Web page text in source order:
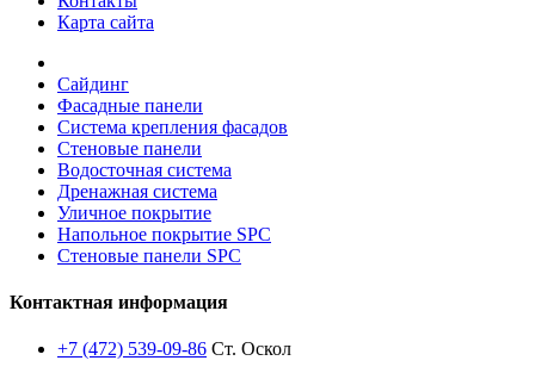
Карта сайта
Сайдинг
Фасадные панели
Система крепления фасадов
Стеновые панели
Водосточная система
Дренажная система
Уличное покрытие
Напольное покрытие SPC
Стеновые панели SPC
Контактная информация
+7 (472) 539-09-86 Ст. Оскол